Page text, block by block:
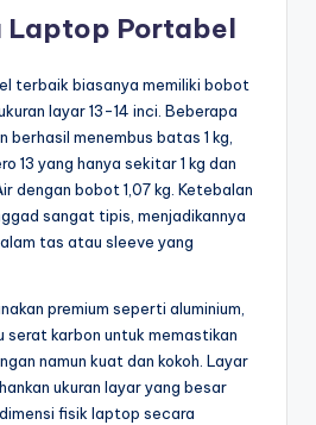
Laptop Portabel
terbaik biasanya memiliki bobot
layar 13-14 inci. Beberapa
berhasil menembus batas 1 kg,
13 yang hanya sekitar 1 kg dan
dengan bobot 1,07 kg. Ketebalan
sangat tipis, menjadikannya
tas atau sleeve yang
premium seperti aluminium,
serat karbon untuk memastikan
namun kuat dan kokoh. Layar
ukuran layar yang besar
fisik laptop secara